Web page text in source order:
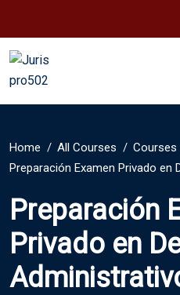
Home All Courses
Courses
Preparación Examen Privado en
Preparación
Privado en